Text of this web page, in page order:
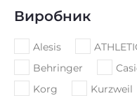
Виробник
Alesis
Behringer
Korg
Kurzweil